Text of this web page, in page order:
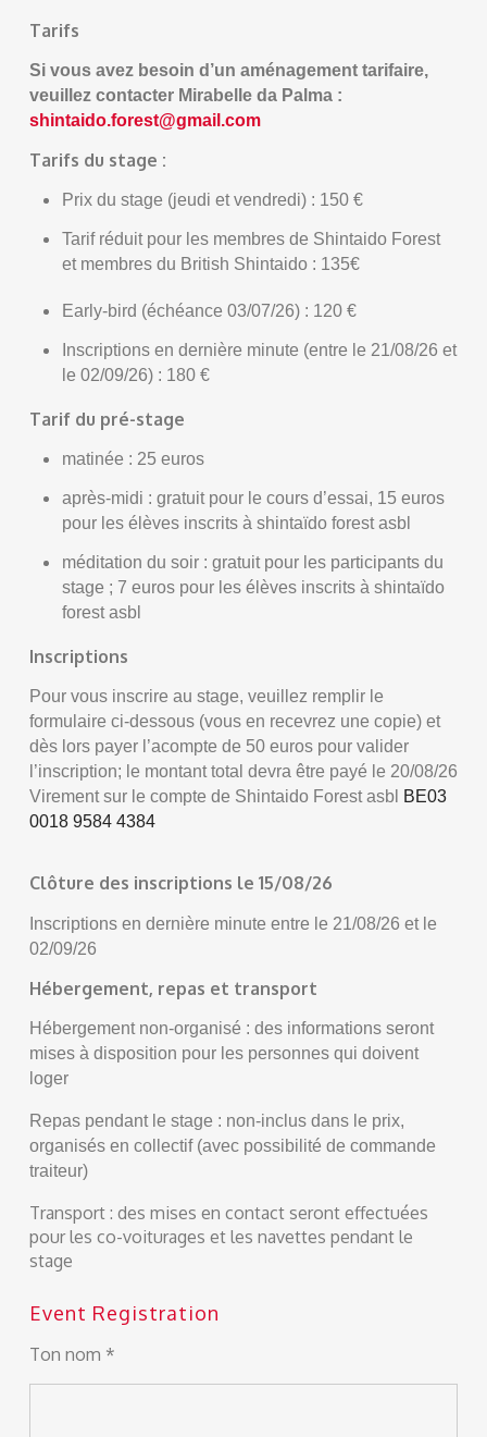
Tarifs
Si vous avez besoin d’un aménagement tarifaire,
veuillez contacter Mirabelle da Palma :
shintaido.forest@gmail.com
Tarifs du stage :
Prix du stage (jeudi et vendredi) : 150 €
Tarif réduit pour les membres de Shintaido Forest
et membres du British Shintaido : 135€
Early-bird (échéance 03/07/26) : 120 €
Inscriptions en dernière minute (entre le 21/08/26 et
le 02/09/26) : 180 €
Tarif du pré-stage
matinée : 25 euros
après-midi : gratuit pour le cours d’essai, 15 euros
pour les élèves inscrits à shintaïdo forestasbl
méditation du soir : gratuit pour les participants du
stage ; 7 euros pour les élèves inscrits à shintaïdo
forest asbl
Inscriptions
Pour vous inscrire au stage, veuillez remplir le
formulaire ci-dessous (vous en recevrez une copie) et
dès lors payer l’acompte de 50 euros pour valider
l’inscription; le montant total devra être payé le 20/08/26
Virement sur le compte de Shintaido Forest asbl BE03
0018 9584 4384
Clôture des inscriptions le 15/08/26
Inscriptions en dernière minute entre le 21/08/26 et le
02/09/26
Hébergement, repas et transport
Hébergement non-organisé : des informations seront
mises à disposition pour les personnes qui doivent
loger
Repas pendant le stage : non-inclus dans le prix,
organisés en collectif (avec possibilité de commande
traiteur)
Transport : des mises en contact seront effectuées
pour les co-voiturages et les navettes pendant le
stage
Event Registration
Ton nom *